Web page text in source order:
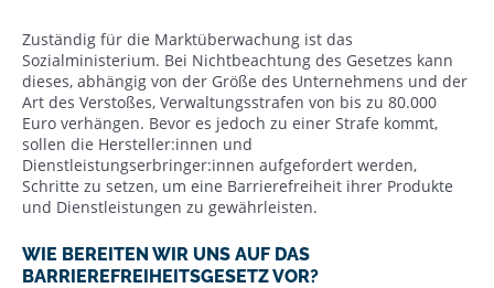
Zuständig für die Marktüberwachung ist das
Sozialministerium. Bei Nichtbeachtung des Gesetzes kann
dieses, abhängig von der Größe des Unternehmens und der
Art des Verstoßes, Verwaltungsstrafen von bis zu 80.000
Euro verhängen. Bevor es jedoch zu einer Strafe kommt,
sollen die Hersteller:innen und
Dienstleistungserbringer:innen aufgefordert werden,
Schritte zu setzen, um eine Barrierefreiheit ihrer Produkte
und Dienstleistungen zu gewährleisten.
WIE BEREITEN WIR UNS AUF DAS
BARRIEREFREIHEITSGESETZ VOR?